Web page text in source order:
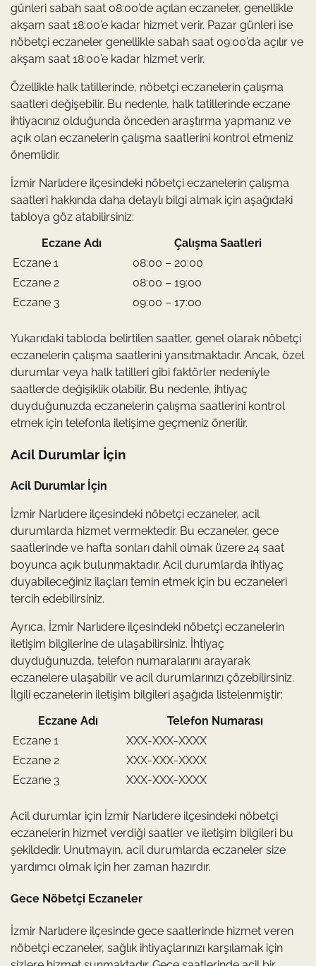
günleri sabah saat 08:00’de açılan eczaneler, genellikle
akşam saat 18:00’e kadar hizmet verir. Pazar günleri ise
nöbetçi eczaneler genellikle sabah saat 09:00’da açılır ve
akşam saat 18:00’e kadar hizmet verir.
Özellikle halk tatillerinde, nöbetçi eczanelerin çalışma
saatleri değişebilir. Bu nedenle, halk tatillerinde eczane
ihtiyacınız olduğunda önceden araştırma yapmanız ve
açık olan eczanelerin çalışma saatlerini kontrol etmeniz
önemlidir.
İzmir Narlıdere ilçesindeki nöbetçi eczanelerin çalışma
saatleri hakkında daha detaylı bilgi almak için aşağıdaki
tabloya göz atabilirsiniz:
Eczane Adı
Çalışma Saatleri
Eczane 1
08:00 – 20:00
Eczane 2
08:00 – 19:00
Eczane 3
09:00 – 17:00
Yukarıdaki tabloda belirtilen saatler, genel olarak nöbetçi
eczanelerin çalışma saatlerini yansıtmaktadır. Ancak, özel
durumlar veya halk tatilleri gibi faktörler nedeniyle
saatlerde değişiklik olabilir. Bu nedenle, ihtiyaç
duyduğunuzda eczanelerin çalışma saatlerini kontrol
etmek için telefonla iletişime geçmeniz önerilir.
Acil Durumlar İçin
Acil Durumlar İçin
İzmir Narlıdere ilçesindeki nöbetçi eczaneler, acil
durumlarda hizmet vermektedir. Bu eczaneler, gece
saatlerinde ve hafta sonları dahil olmak üzere 24 saat
boyunca açık bulunmaktadır. Acil durumlarda ihtiyaç
duyabileceğiniz ilaçları temin etmek için bu eczaneleri
tercih edebilirsiniz.
Ayrıca, İzmir Narlıdere ilçesindeki nöbetçi eczanelerin
iletişim bilgilerine de ulaşabilirsiniz. İhtiyaç
duyduğunuzda, telefon numaralarını arayarak
eczanelere ulaşabilir ve acil durumlarınızı çözebilirsiniz.
İlgili eczanelerin iletişim bilgileri aşağıda listelenmiştir:
Eczane Adı
Telefon Numarası
Eczane 1
XXX-XXX-XXXX
Eczane 2
XXX-XXX-XXXX
Eczane 3
XXX-XXX-XXXX
Acil durumlar için İzmir Narlıdere ilçesindeki nöbetçi
eczanelerin hizmet verdiği saatler ve iletişim bilgileri bu
şekildedir. Unutmayın, acil durumlarda eczaneler size
yardımcı olmak için her zaman hazırdır.
Gece Nöbetçi Eczaneler
İzmir Narlıdere ilçesinde gece saatlerinde hizmet veren
nöbetçi eczaneler, sağlık ihtiyaçlarınızı karşılamak için